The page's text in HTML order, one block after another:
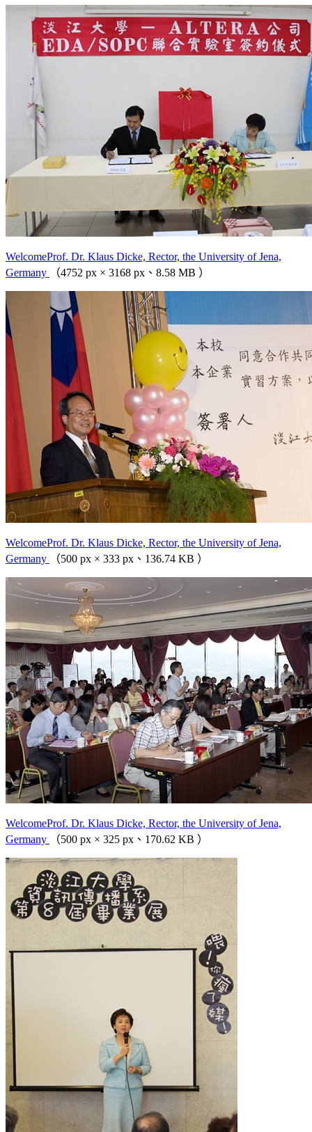
WelcomeProf. Dr. Klaus Dicke, Rector, the University of Jena,
Germany
（4752 px × 3168 px、8.58 MB ）
WelcomeProf. Dr. Klaus Dicke, Rector, the University of Jena,
Germany
（500 px × 333 px、136.74 KB ）
WelcomeProf. Dr. Klaus Dicke, Rector, the University of Jena,
Germany
（500 px × 325 px、170.62 KB ）